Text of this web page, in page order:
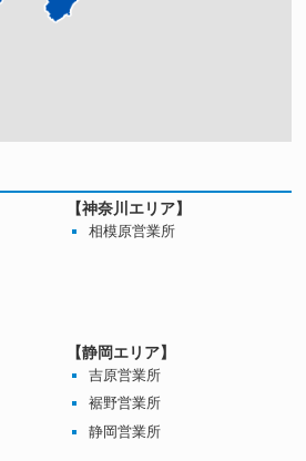
【神奈川エリア】
相模原営業所
【静岡エリア】
吉原営業所
裾野営業所
静岡営業所